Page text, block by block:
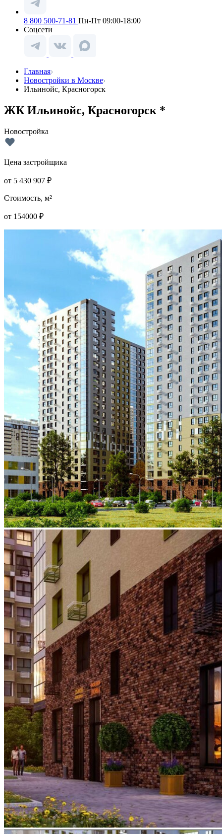
8 800 500-71-81 Пн-Пт 09:00-18:00
Соцсети
Главная
Новостройки в Москве
Ильинойс, Красногорск
ЖК Ильинойс, Красногорск *
Новостройка
Цена застройщика
от 5 430 907 ₽
Стоимость, м²
от 154000 ₽